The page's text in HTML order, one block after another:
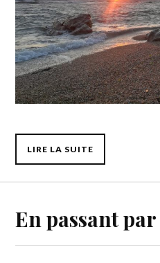
LIRE LA SUITE
En passant